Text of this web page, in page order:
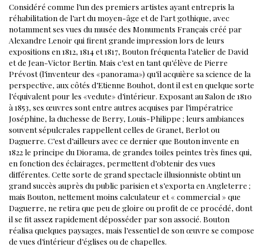
Considéré comme l’un des premiers artistes ayant entrepris la
réhabilitation de l’art du moyen-âge et de l’art gothique, avec
notamment ses vues du musée des Monuments Français créé par
Alexandre Lenoir qui firent grande impression lors de leurs
expositions en 1812, 1814 et 1817, Bouton fréquenta l’atelier de David
et de Jean-Victor Bertin. Mais c’est en tant qu’élève de Pierre
Prévost (l’inventeur des «panorama») qu’il acquière sa science de la
perspective, aux côtés d’Etienne Bouhot, dont il est en quelque sorte
l’équivalent pour les «vedute» d’intérieur. Exposant au Salon de 1810
à 1853, ses œuvres sont entre autres acquises par l’impératrice
Joséphine, la duchesse de Berry, Louis-Philippe ; leurs ambiances
souvent sépulcrales rappellent celles de Granet, Berlot ou
Daguerre. C’est d’ailleurs avec ce dernier que Bouton invente en
1822 le principe du Diorama, de grandes toiles peintes très fines qui,
en fonction des éclairages, permettent d’obtenir des vues
différentes. Cette sorte de grand spectacle illusionniste obtint un
grand succès auprès du public parisien et s’exporta en Angleterre ;
mais Bouton, nettement moins calculateur et « commercial » que
Daguerre, ne retira que peu de gloire ou profit de ce procédé, dont
il se fit assez rapidement déposséder par son associé. Bouton
réalisa quelques paysages, mais l’essentiel de son œuvre se compose
de vues d’intérieur d’églises ou de chapelles.